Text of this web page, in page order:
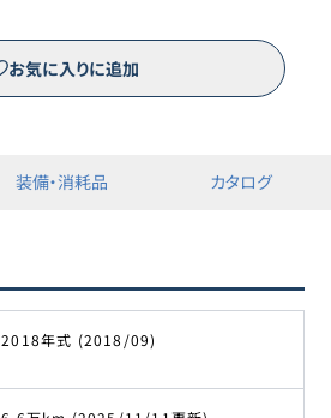
お気に入りに追加
装備・消耗品 カタログ
2018年式 (2018/09)